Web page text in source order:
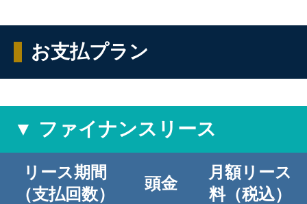
お支払プラン
▼ ファイナンスリース
リース期間
（支払回数）
頭金
月額リース
料（税込）